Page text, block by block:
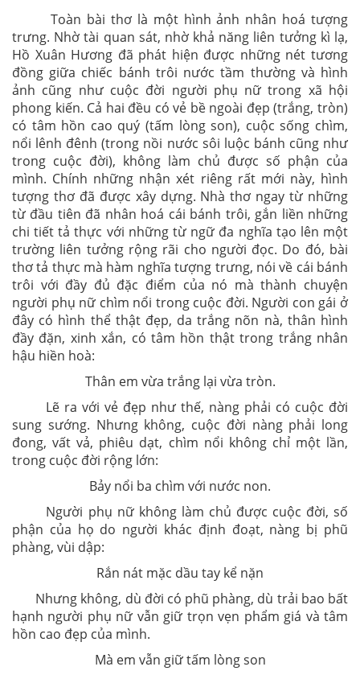
Toàn bài thơ là một hình ảnh nhân hoá tượng
trưng. Nhờ tài quan sát, nhờ khả năng liên tưởng kì lạ,
Hồ Xuân Hương đã phát hiện được những nét tương
đồng giữa chiếc bánh trôi nước tầm thường và hình
ảnh cũng như cuộc đời người phụ nữ trong xã hội
phong kiến. Cả hai đều có vẻ bề ngoài đẹp (trắng, tròn)
có tâm hồn cao quý (tấm lòng son), cuộc sống chìm,
nổi lênh đênh (trong nồi nước sôi luộc bánh cũng như
trong cuộc đời), không làm chủ được số phận của
mình. Chính những nhận xét riêng rất mới này, hình
tượng thơ đã được xây dựng. Nhà thơ ngay từ những
từ đầu tiên đã nhân hoá cái bánh trôi, gắn liền những
chi tiết tả thực với những từ ngữ đa nghĩa tạo lên một
trường liên tưởng rộng rãi cho người đọc. Do đó, bài
thơ tả thực mà hàm nghĩa tượng trưng, nói về cái bánh
trôi với đầy đủ đặc điểm của nó mà thành chuyện
người phụ nữ chìm nổi trong cuộc đời. Người con gái ở
đây có hình thể thật đẹp, da trắng nõn nà, thân hình
đầy đặn, xinh xắn, có tâm hồn thật trong trắng nhân
hậu hiền hoà:
Thân em vừa trắng lại vừa tròn.
Lẽ ra với vẻ đẹp như thế, nàng phải có cuộc đời
sung sướng. Nhưng không, cuộc đời nàng phải long
đong, vất vả, phiêu dạt, chìm nổi không chỉ một lần,
trong cuộc đời rộng lớn:
Bảy nổi ba chìm với nước non.
Người phụ nữ không làm chủ được cuộc đời, số
phận của họ do người khác định đoạt, nàng bị phũ
phàng, vùi dập:
Rắn nát mặc dầu tay kể nặn
Nhưng không, dù đời có phũ phàng, dù trải bao bất
hạnh người phụ nữ vẫn giữ trọn vẹn phẩm giá và tâm
hồn cao đẹp của mình.
Mà em vẫn giữ tấm lòng son